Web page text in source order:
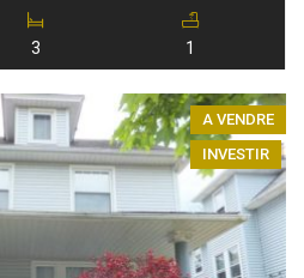
3 1
A VENDRE
INVESTIR